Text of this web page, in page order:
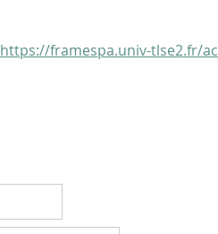
https://framespa.univ-tlse2.fr/